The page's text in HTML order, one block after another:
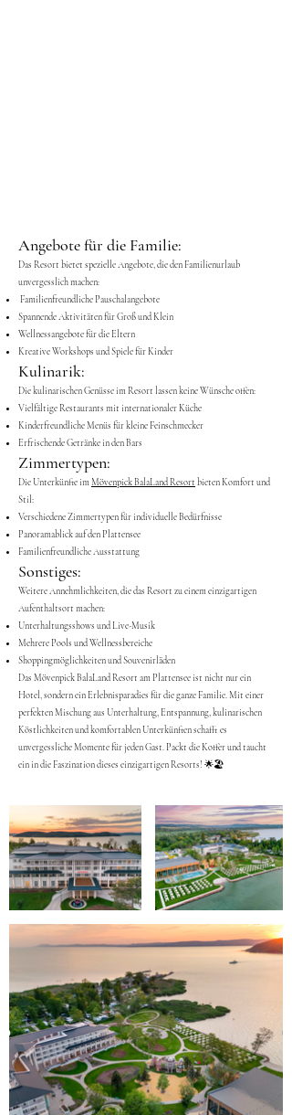
Angebote für die Familie:
Das Resort bietet spezielle Angebote, die den Familienurlaub
unvergesslich machen:
Familienfreundliche Pauschalangebote
Spannende Aktivitäten für Groß und Klein
Wellnessangebote für die Eltern
Kreative Workshops und Spiele für Kinder
Kulinarik:
Die kulinarischen Genüsse im Resort lassen keine Wünsche offen:
Vielfältige Restaurants mit internationaler Küche
Kinderfreundliche Menüs für kleine Feinschmecker
Erfrischende Getränke in den Bars
Zimmertypen:
Die Unterkünfte imMövenpick BalaLand Resort bieten Komfort und
Stil:
Verschiedene Zimmertypen für individuelle Bedürfnisse
Panoramablick auf den Plattensee
Familienfreundliche Ausstattung
Sonstiges:
Weitere Annehmlichkeiten, die das Resort zu einem einzigartigen
Aufenthaltsort machen:
Unterhaltungsshows und Live-Musik
Mehrere Pools und Wellnessbereiche
Shoppingmöglichkeiten und Souvenirläden
Das Mövenpick BalaLand Resort am Plattensee ist nicht nur ein
Hotel, sondern ein Erlebnisparadies für die ganze Familie. Mit einer
perfekten Mischung aus Unterhaltung, Entspannung, kulinarischen
Köstlichkeiten und komfortablen Unterkünften schafft es
unvergessliche Momente für jeden Gast. Packt die Koffer und taucht
ein in die Faszination dieses einzigartigen Resorts! 🌟🏖️